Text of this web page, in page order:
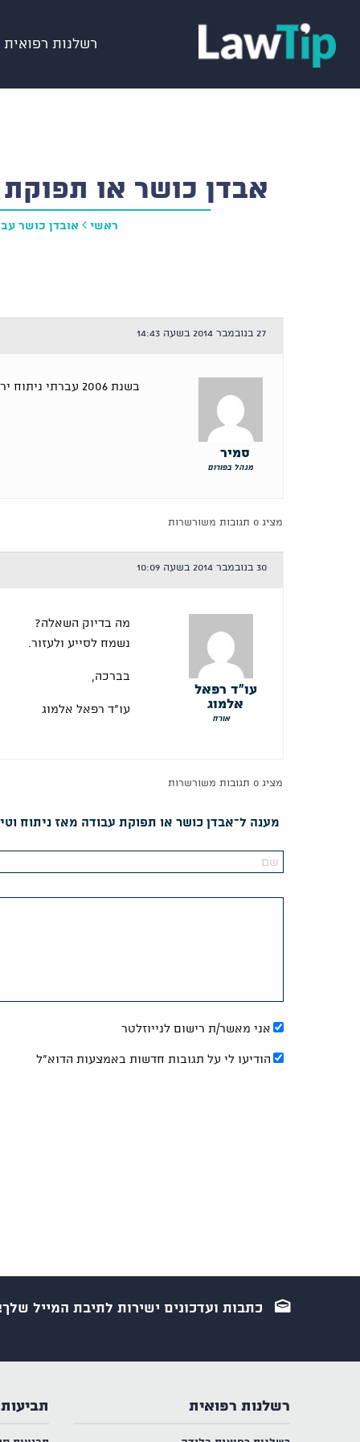
רשלנות רפואית
אבדן כושר או תפוקת
ראשי אובדן כושר
27 בנובמבר 2014 בשעה 14:43
סמיר
מנהל בפורום
בשנת 2006 עברתי ניתוח ירך ימין עקב מחלת אסטרופרוזיס
מציג 0 תגובות משורשרות
30 בנובמבר 2014 בשעה 10:09
עו"ד רפאל
אלמוג
אורח
מה בדיוק השאלה?
נשמח לסייע ולעזור.
בברכה,
עו"ד רפאל אלמוג
מציג 0 תגובות משורשרות
מענה ל־אבדן כושר או תפוקת עבודה מאז ניתוח
אני מאשר/ת רישום לנייוזלטר
הודיעו לי על תגובות חדשות באמצעות הדוא"ל
כתבות ועדכונים ישירות לתיבת המייל
רשלנות רפואית